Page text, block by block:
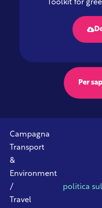
Toolkit for
Per
Campagna
Transport
&
Environment
/
Travel
politica